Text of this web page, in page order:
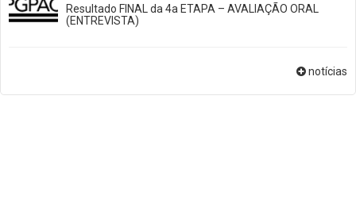
Resultado FINAL da 4a ETAPA – AVALIAÇÃO ORAL
(ENTREVISTA)
notícias